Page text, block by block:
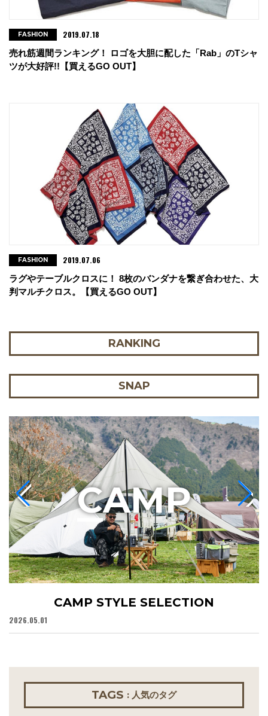
売れ筋週間ランキング！ ロゴを大胆に配した「Rab」のTシャ
ツが大好評!!【買えるGO OUT】
FASHION 2019.07.18
ラグやテーブルクロスに！ 8枚のバンダナを繋ぎ合わせた、大
判マルチクロス。【買えるGO OUT】
FASHION 2019.07.06
RANKING
SNAP
CAMP STYLE SELECTION
2026.05.01
CAMP
TAGS : 人気のタグ